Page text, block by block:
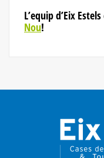
L’equip d’Eix
Nou!